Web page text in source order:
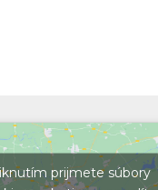
prijmete súbory